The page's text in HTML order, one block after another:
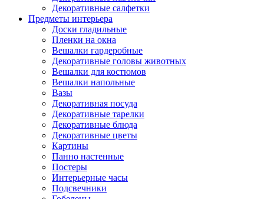
Декоративные салфетки
Предметы интерьера
Доски гладильные
Пленки на окна
Вешалки гардеробные
Декоративные головы животных
Вешалки для костюмов
Вешалки напольные
Вазы
Декоративная посуда
Декоративные тарелки
Декоративные блюда
Декоративные цветы
Картины
Панно настенные
Постеры
Интерьерные часы
Подсвечники